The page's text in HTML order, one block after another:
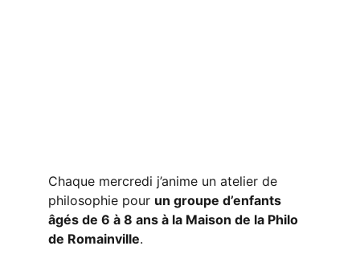
Chaque mercredi j’anime un atelier de
philosophie pour un groupe d’enfants
âgés de 6 à 8 ans à la Maison de la Philo
de Romainville.